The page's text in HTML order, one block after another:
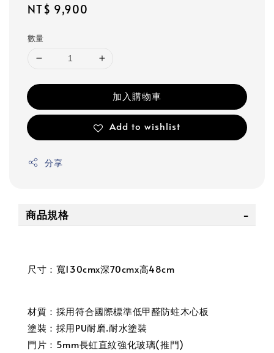
Regular
NT$ 9,900
數量
加入購物車
Add to wishlist
分享
商品規格
尺寸：寬130cmx深70cmx高48cm
材質：採用符合國際標準低甲醛防蛀木心板
塗裝：採用PU耐磨.耐水塗裝
門片：5mm長虹直紋強化玻璃(推門)